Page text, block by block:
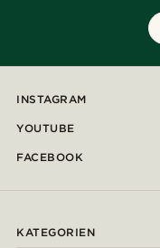
INSTAGRAM
YOUTUBE
FACEBOOK
KATEGORIEN